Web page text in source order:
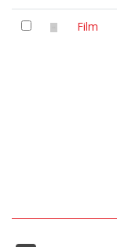
Film